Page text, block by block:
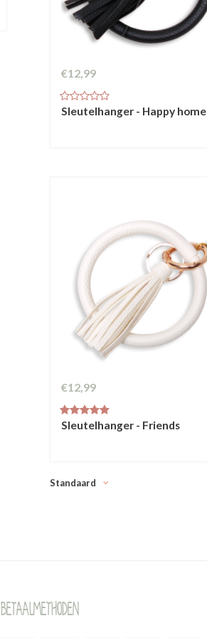
€12,99
Sleutelhanger - Happy home
€12,99
Sleutelhanger - Friends
Standaard
Betaalmethoden